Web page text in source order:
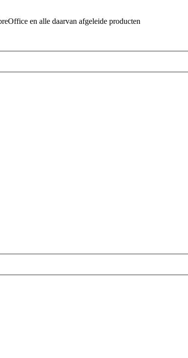
en alle daarvan afgeleide producten